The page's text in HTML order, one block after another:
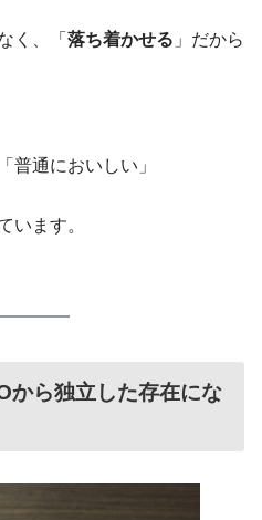
く、「 落ち着かせる 」だから
普通においしい」
います。
から独立した存在にな